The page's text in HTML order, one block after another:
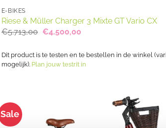
E-BIKES
Riese & Müller Charger 3 Mixte GT Vario CX
€5.713,00 Oorspronkelijke
prijs
€5.713,00.
€4.500,00Huidige
€4.500,00.
Dit product is te testen en te bestellen in de winkel
mogelijk). Plan jouw testrit in
Sale